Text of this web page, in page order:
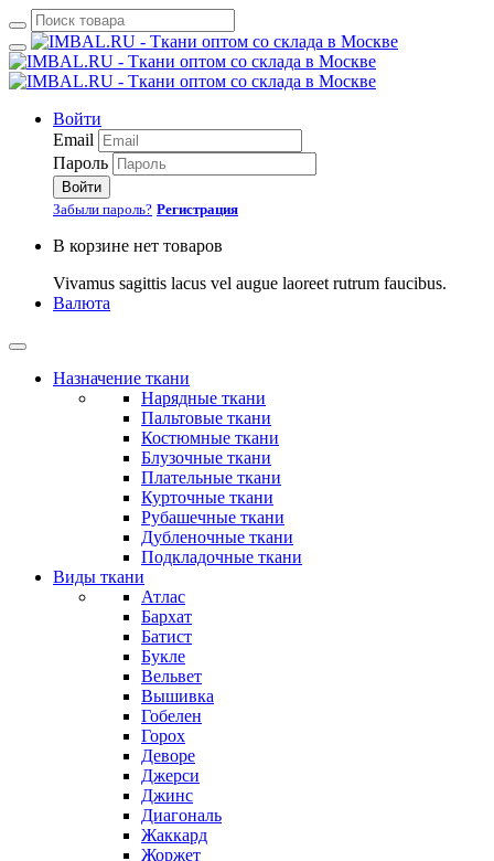
Войти
Email
Пароль
Войти
Забыли пароль? Регистрация
В корзине нет товаров
Vivamus sagittis lacus vel augue laoreet rutrum faucibus.
Валюта
Назначение ткани
Нарядные ткани
Пальтовые ткани
Костюмные ткани
Блузочные ткани
Плательные ткани
Курточные ткани
Рубашечные ткани
Дубленочные ткани
Подкладочные ткани
Виды ткани
Атлас
Бархат
Батист
Букле
Вельвет
Вышивка
Гобелен
Горох
Деворе
Джерси
Джинс
Диагональ
Жаккард
Жоржет